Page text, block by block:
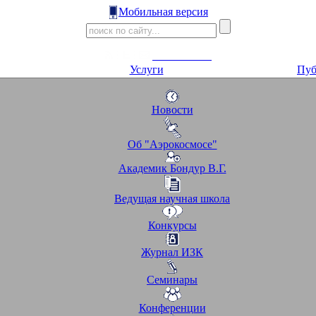
Мобильная версия
Услуги
Новости
Об "Аэрокосмосе"
Академик Бондур В.Г.
Ведущая научная школа
Конкурсы
Журнал ИЗК
Семинары
Конференции